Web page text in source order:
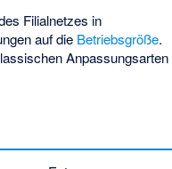
Filialnetzes in
auf die Betriebsgröße.
Anpassungsarten